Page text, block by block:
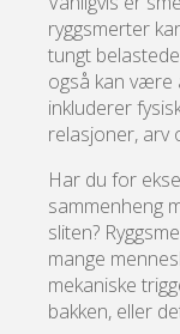
ryggsmerter
tungt
også kan være
inkluderer
relasjoner, arv
Har du for
sammenheng
sliten?
mange
mekaniske
bakken, eller